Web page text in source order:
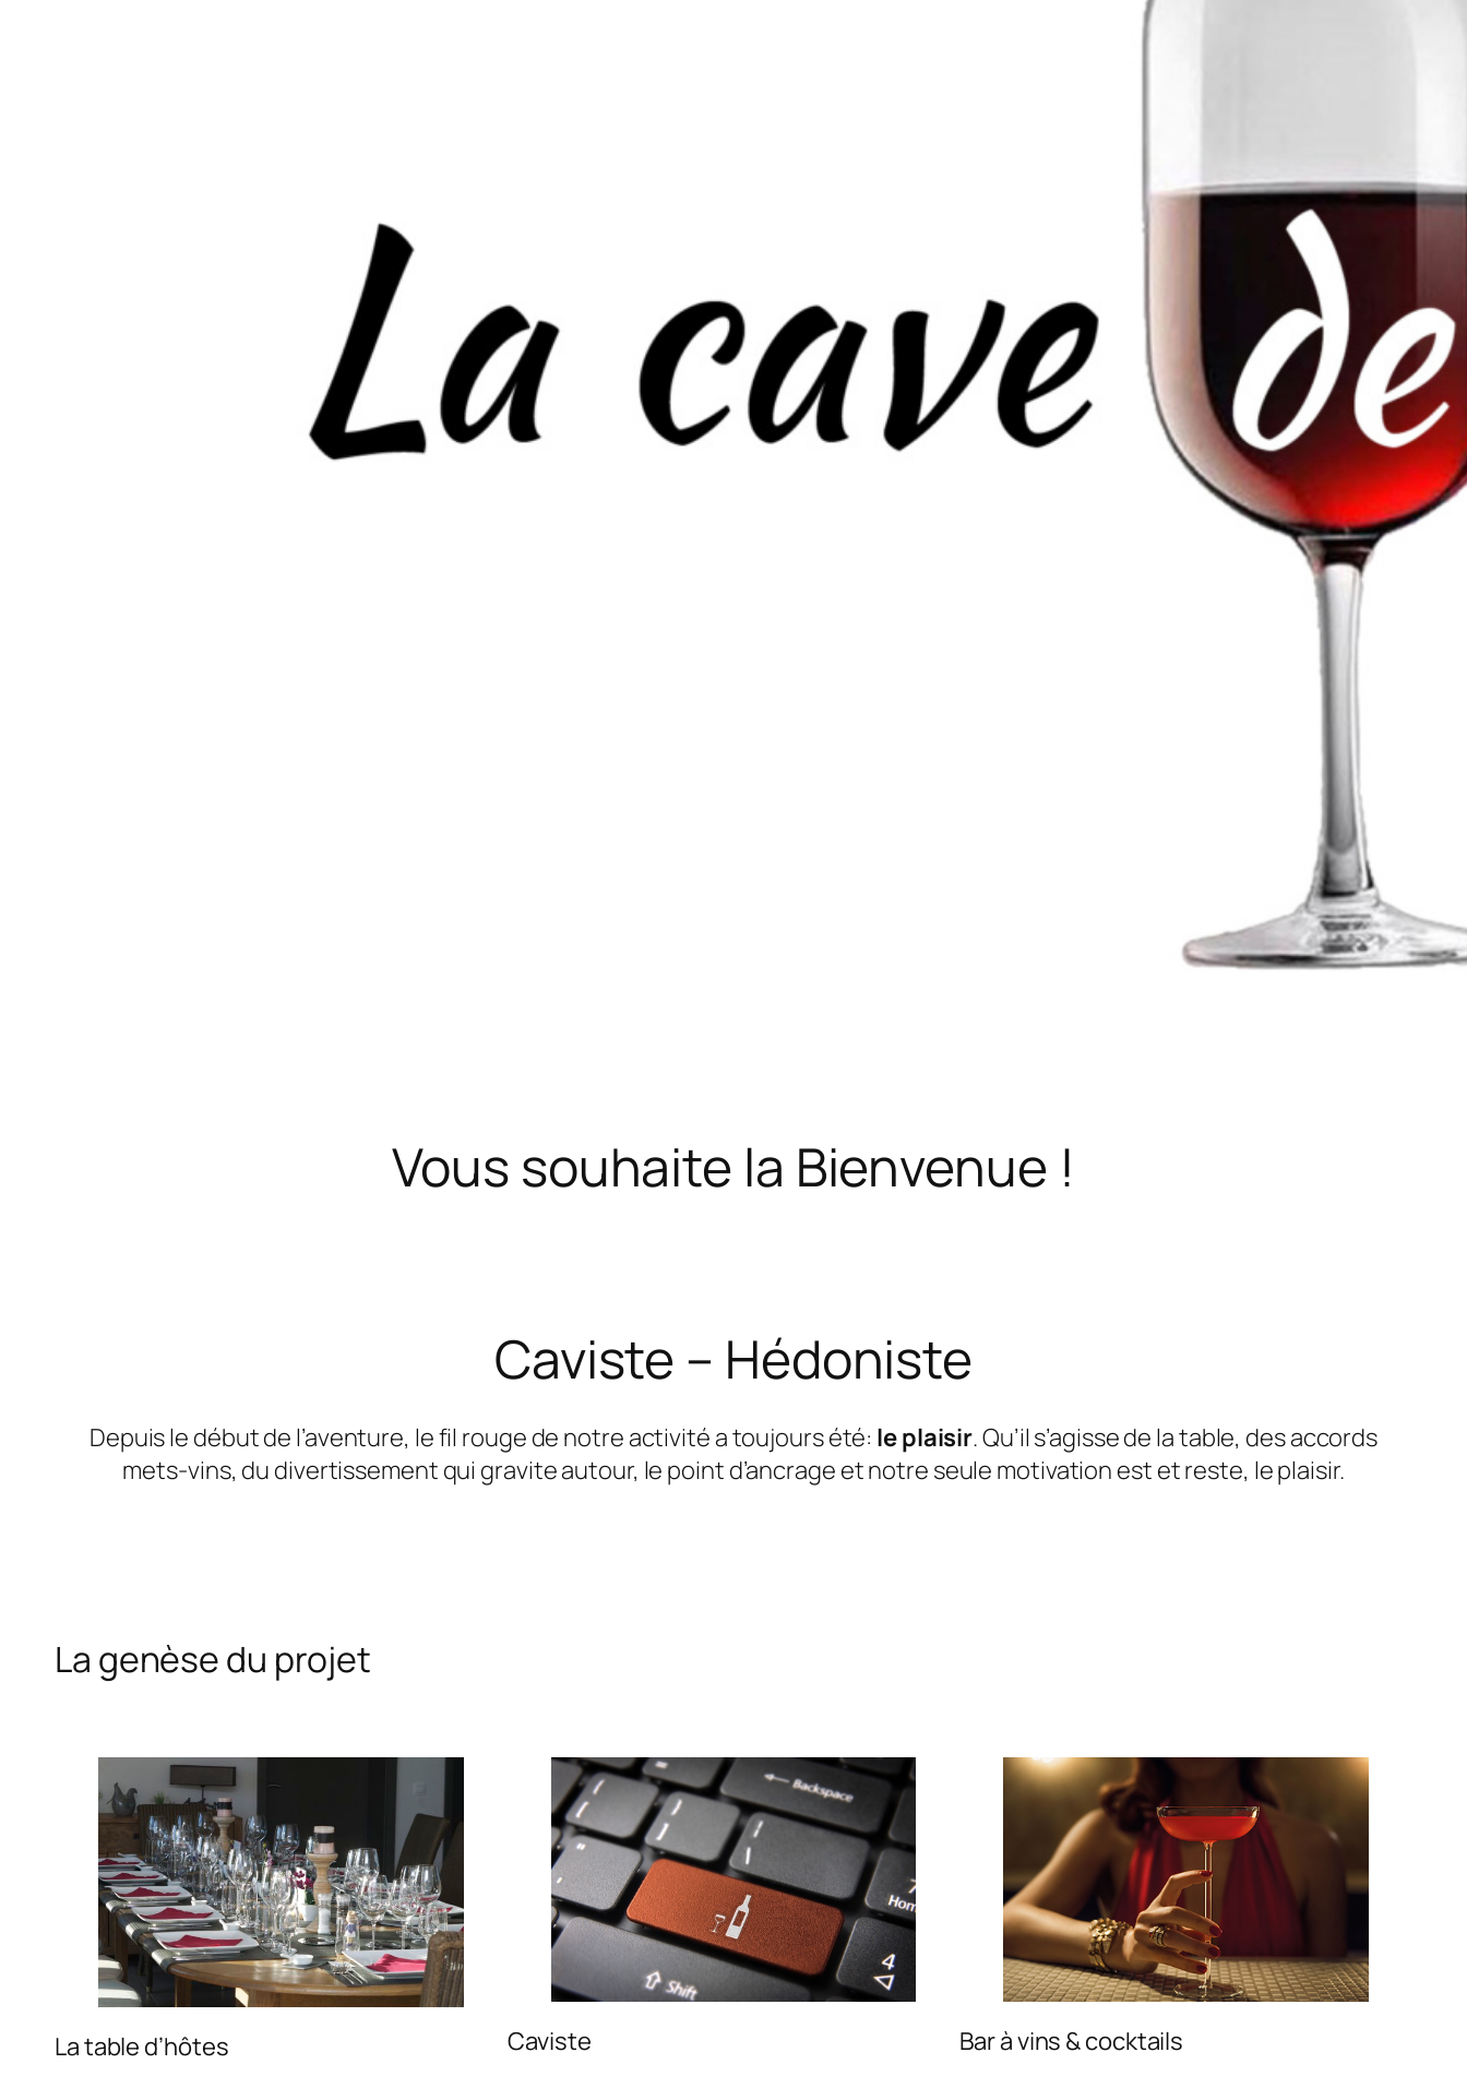
Vous souhaite la Bienvenue !
Caviste – Hédoniste
Depuis le début de l’aventure, le fil rouge de notre activité a toujours été: le plaisir. Qu’il s’agisse de la table, des accords
mets-vins, du divertissement qui gravite autour, le point d’ancrage et notre seule motivation est et reste, le plaisir.
La genèse du projet
La table d’hôtes Caviste Bar à vins & cocktails